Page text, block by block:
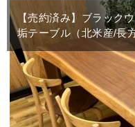
【売約済み】ブラック
垢テーブル（北米産/長